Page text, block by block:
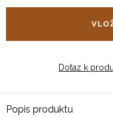
Dotaz k
Popis produktu